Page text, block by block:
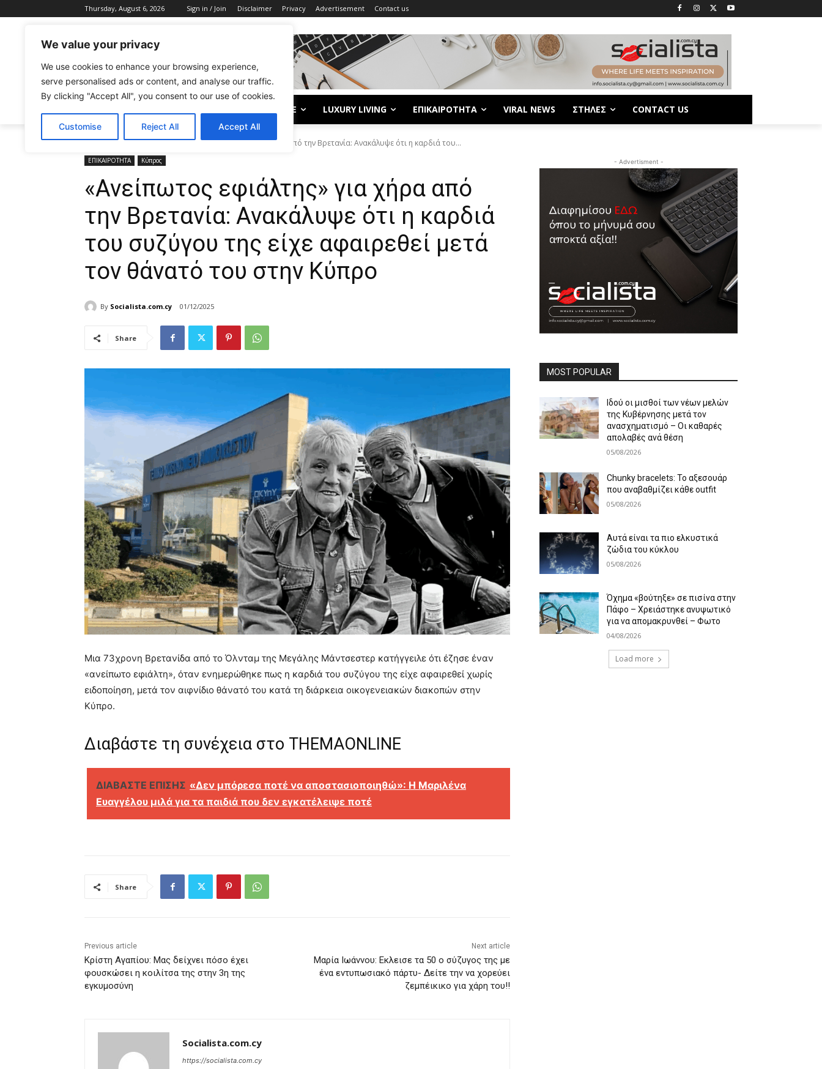
We value your privacy
We use cookies to enhance your browsing experience,
serve personalised ads or content, and analyse our traffic.
By clicking "Accept All", you consent to our use of cookies.
Customise Reject All Accept All
Thursday, August 6, 2026 Sign in / Join Disclaimer Privacy Advertisement Contact us
LIFE LUXURY LIVING ΕΠΙΚΑΙΡΟΤΗΤΑ VIRAL NEWS ΣΤΗΛΕΣ CONTACT US
Home ΕΠΙΚΑΙΡΟΤΗΤΑ «Ανείπωτος εφιάλτης» για χήρα από την Βρετανία: Ανακάλυψε ότι η καρδιά του...
ΕΠΙΚΑΙΡΟΤΗΤΑ Κύπρος
«Ανείπωτος εφιάλτης» για χήρα από
την Βρετανία: Ανακάλυψε ότι η καρδιά
του συζύγου της είχε αφαιρεθεί μετά
τον θάνατό του στην Κύπρο
By Socialista.com.cy 01/12/2025
Share
Μια 73χρονη Βρετανίδα από το Όλνταμ της Μεγάλης Μάντσεστερ κατήγγειλε ότι έζησε έναν
«ανείπωτο εφιάλτη», όταν ενημερώθηκε πως η καρδιά του συζύγου της είχε αφαιρεθεί χωρίς
ειδοποίηση, μετά τον αιφνίδιο θάνατό του κατά τη διάρκεια οικογενειακών διακοπών στην
Κύπρο.
Διαβάστε τη συνέχεια στο THEMAONLINE
ΔΙΑΒΑΣΤΕ ΕΠΙΣΗΣ «Δεν μπόρεσα ποτέ να αποστασιοποιηθώ»: Η Μαριλένα
Ευαγγέλου μιλά για τα παιδιά που δεν εγκατέλειψε ποτέ
Share
Previous article
Κρίστη Αγαπίου: Μας δείχνει πόσο έχει
φουσκώσει η κοιλίτσα της στην 3η της
εγκυμοσύνη
Next article
Μαρία Ιωάννου: Εκλεισε τα 50 ο σύζυγος της με
ένα εντυπωσιακό πάρτυ- Δείτε την να χορεύει
ζεμπέικικο για χάρη του!!
Socialista.com.cy
https://socialista.com.cy
- Advertisment -
MOST POPULAR
Ιδού οι μισθοί των νέων μελών
της Κυβέρνησης μετά τον
ανασχηματισμό – Οι καθαρές
απολαβές ανά θέση
05/08/2026
Chunky bracelets: Το αξεσουάρ
που αναβαθμίζει κάθε outfit
05/08/2026
Αυτά είναι τα πιο ελκυστικά
ζώδια του κύκλου
05/08/2026
Όχημα «βούτηξε» σε πισίνα στην
Πάφο – Χρειάστηκε ανυψωτικό
για να απομακρυνθεί – Φωτο
04/08/2026
Load more